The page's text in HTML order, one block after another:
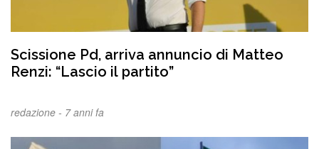
Scissione Pd, arriva annuncio di Matteo
Renzi: “Lascio il partito”
redazione - 7 anni fa